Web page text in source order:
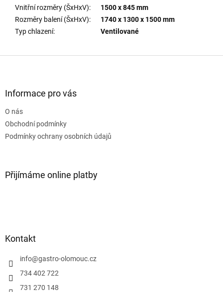
Vnitřní rozměry (ŠxHxV):
1500 x 845 mm
Rozměry balení (ŠxHxV):
1740 x 1300 x 1500 mm
Typ chlazení: Ventilované
Informace pro vás
O nás
Obchodní podmínky
Podmínky ochrany osobních údajů
Přijímáme online platby
Kontakt
info@gastro-olomouc.cz
734 402 722
731 270 148